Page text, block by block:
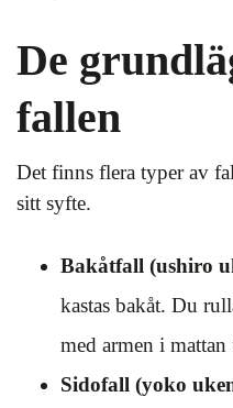
De
fallen
Det finns flera typer av
sitt syfte.
Bakåtfall (ushiro
kastas bakåt. Du
med armen i
Sidofall (yoko